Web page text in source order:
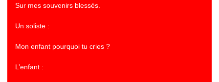
Sur mes souvenirs blessés.
Un soliste :
Mon enfant pourquoi tu cries ?
L’enfant :